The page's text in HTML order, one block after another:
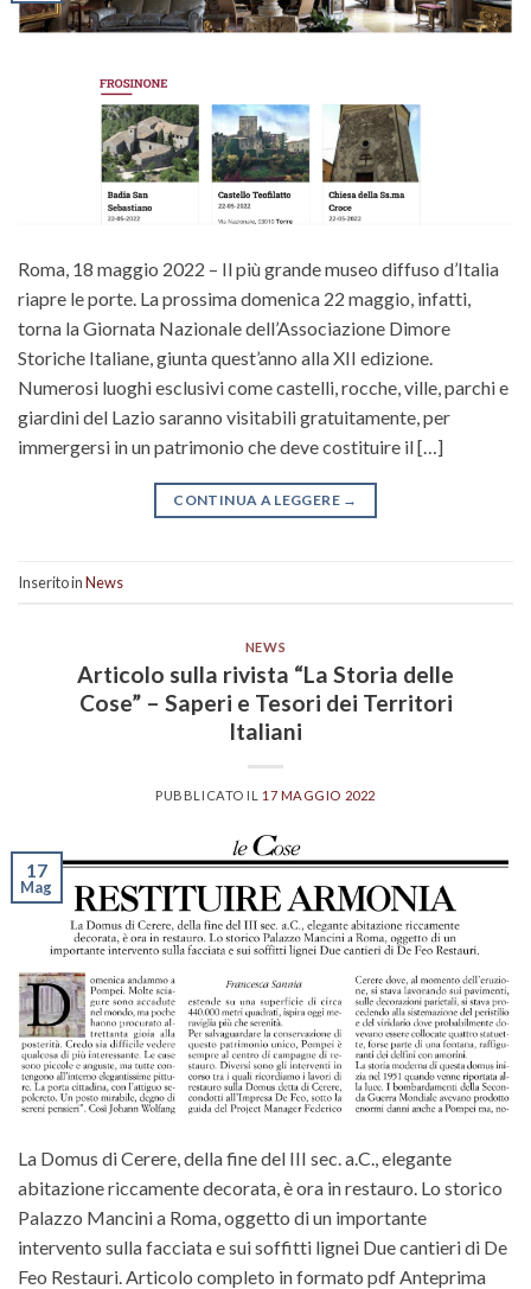
Roma, 18 maggio 2022 – Il più grande museo diffuso d’Italia
riapre le porte. La prossima domenica 22 maggio, infatti,
torna la Giornata Nazionale dell’Associazione Dimore
Storiche Italiane, giunta quest’anno alla XII edizione.
Numerosi luoghi esclusivi come castelli, rocche, ville, parchi e
giardini del Lazio saranno visitabili gratuitamente, per
immergersi in un patrimonio che deve costituire il […]
CONTINUA A LEGGERE →
Inserito inNews
NEWS
Articolo sulla rivista “La Storia delle
Cose” – Saperi e Tesori dei Territori
Italiani
PUBBLICATO IL 17 MAGGIO 2022
17
Mag
La Domus di Cerere, della fine del III sec. a.C., elegante
abitazione riccamente decorata, è ora in restauro. Lo storico
Palazzo Mancini a Roma, oggetto di un importante
intervento sulla facciata e sui soffitti lignei Due cantieri di De
Feo Restauri. Articolo completo in formato pdf Anteprima